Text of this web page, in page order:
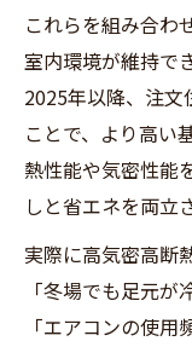
これらを組み合わ
室内環境が維持で
2025年以降、注
ことで、より高い
熱性能や気密性能
しと省エネを両立
実際に高気密高断
「冬場でも足元が
「エアコンの使